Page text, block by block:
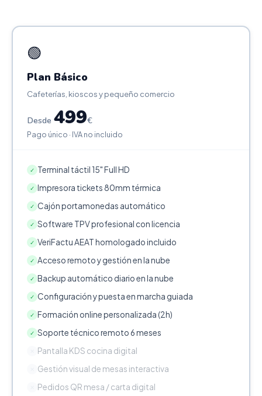
🟢
Plan Básico
Cafeterías, kioscos y pequeño comercio
Desde 499€
Pago único · IVA no incluido
✓ Terminal táctil 15" Full HD
✓ Impresora tickets 80mm térmica
✓ Cajón portamonedas automático
✓ Software TPV profesional con licencia
✓ VeriFactu AEAT homologado incluido
✓ Acceso remoto y gestión en la nube
✓ Backup automático diario en la nube
✓ Configuración y puesta en marcha guiada
✓ Formación online personalizada (2h)
✓ Soporte técnico remoto 6 meses
Pantalla KDS cocina digital
Gestión visual de mesas interactiva
Pedidos QR mesa / carta digital